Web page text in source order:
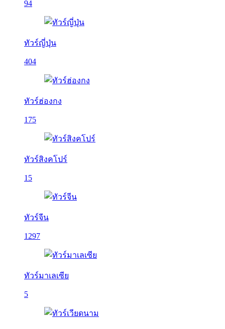
94
ทัวร์ญี่ปุ่น
404
ทัวร์ฮ่องกง
175
ทัวร์สิงคโปร์
15
ทัวร์จีน
1297
ทัวร์มาเลเซีย
5